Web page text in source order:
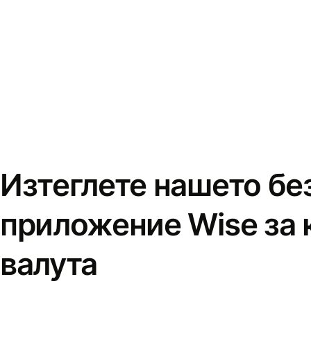
Изтеглете нашето
приложение Wise за
валута